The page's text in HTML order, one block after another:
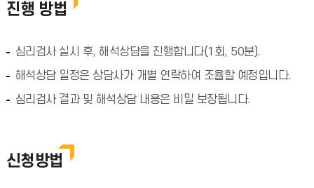
진행 방법
심리검사 실시 후, 해석상담을 진행합니다(1회, 50분).
해석상담 일정은 상담사가 개별 연락하여 조율할 예정입니다.
심리검사 결과 및 해석상담 내용은 비밀 보장됩니다.
신청방법